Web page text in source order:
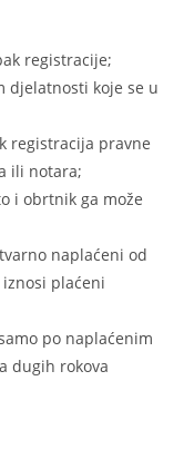
registracije;
djelatnosti koje se u
registracija pravne
ili notara;
i obrtnik ga može
naplaćeni od
plaćeni
po naplaćenim
dugih rokova